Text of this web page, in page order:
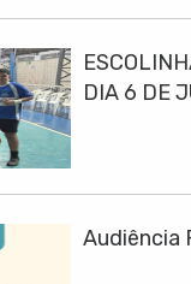
DIA 6 DE
Audiência